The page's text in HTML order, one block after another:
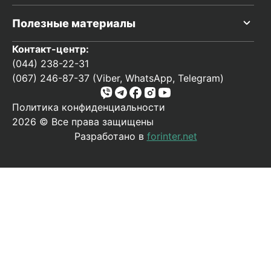
Полезные материалы
Контакт-центр:
(044) 238-22-31
(067) 246-87-37 (Viber, WhatsApp, Telegram)
Политика конфиденциальности
2026 © Все права защищены
Разработано в forinter.net